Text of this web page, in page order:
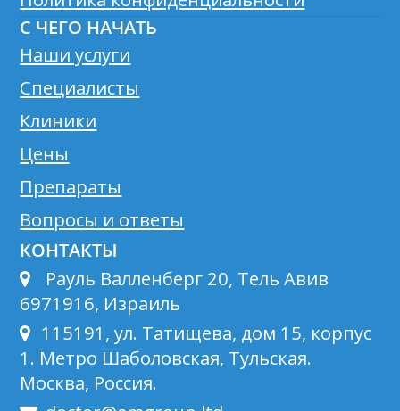
С ЧЕГО НАЧАТЬ
Наши услуги
Специалисты
Клиники
Цены
Препараты
Вопросы и ответы
КОНТАКТЫ
Рауль Валленберг 20, Тель Авив
6971916, Израиль
115191, ул. Татищева, дом 15, корпус
1. Метро Шаболовская, Тульская.
Москва, Россия.